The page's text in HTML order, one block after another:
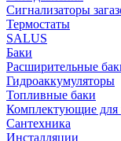
Сигнализаторы
Термостаты
SALUS
Баки
Расширительные
Гидроаккумуляторы
Топливные баки
Комплектующие для
Сантехника
Инсталляции